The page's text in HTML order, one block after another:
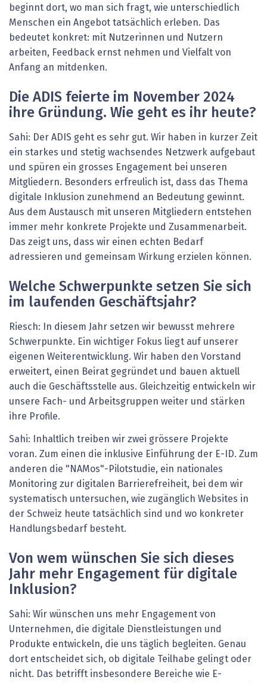
beginnt dort, wo man sich fragt, wie unterschiedlich
Menschen ein Angebot tatsächlich erleben. Das
bedeutet konkret: mit Nutzerinnen und Nutzern
arbeiten, Feedback ernst nehmen und Vielfalt von
Anfang an mitdenken.
Die ADIS feierte im November 2024
ihre Gründung. Wie geht es ihr heute?
Sahi: Der ADIS geht es sehr gut. Wir haben in kurzer Zeit
ein starkes und stetig wachsendes Netzwerk aufgebaut
und spüren ein grosses Engagement bei unseren
Mitgliedern. Besonders erfreulich ist, dass das Thema
digitale Inklusion zunehmend an Bedeutung gewinnt.
Aus dem Austausch mit unseren Mitgliedern entstehen
immer mehr konkrete Projekte und Zusammenarbeit.
Das zeigt uns, dass wir einen echten Bedarf
adressieren und gemeinsam Wirkung erzielen können.
Welche Schwerpunkte setzen Sie sich
im laufenden ­Geschäftsjahr?
Riesch: In diesem Jahr setzen wir bewusst mehrere
Schwerpunkte. Ein wichtiger Fokus liegt auf unserer
eigenen Weiterentwicklung. Wir haben den Vorstand
erweitert, einen Beirat gegründet und bauen aktuell
auch die Geschäftsstelle aus. Gleichzeitig entwickeln wir
unsere Fach- und Arbeitsgruppen weiter und stärken
ihre Profile.
Sahi: Inhaltlich treiben wir zwei grössere Projekte
voran. Zum einen die inklusive Einführung der E-ID. Zum
anderen die "NAMos"-Pilotstudie, ein nationales
Monitoring zur digitalen Barrierefreiheit, bei dem wir
systematisch untersuchen, wie zugänglich Websites in
der Schweiz heute tatsächlich sind und wo konkreter
Handlungsbedarf besteht.
Von wem wünschen Sie sich dieses
Jahr mehr Engagement für digitale
Inklusion?
Sahi: Wir wünschen uns mehr Engagement von
Unternehmen, die digitale Dienstleistungen und
Produkte entwickeln, die uns täglich begleiten. Genau
dort entscheidet sich, ob digitale Teilhabe gelingt oder
nicht. Das betrifft insbesondere Bereiche wie E-